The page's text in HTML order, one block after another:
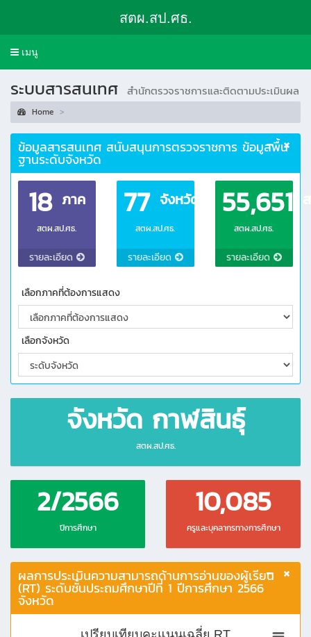
สตผ.สป.ศธ.
Toggle
เมนู
ระบบสารสนเทศ สำนักตรวจราชการและติดตามประเมินผล
Home
ข้อมูลสารสนเทศ สนับสนุนการตรวจราชการ ข้อมูลพื้น
ฐานระดับจังหวัด
18 ภาค
สตผ.สป.ศธ.
รายละเอียด
77 จังหวัด
สตผ.สป.ศธ.
รายละเอียด
55,651
สตผ.สป.ศธ.
รายละเอียด
เลือกภาคที่ต้องการแสดง
เลือกจังหวัด
จังหวัด กาฬสินธุ์
สตผ.สป.ศธ.
2/2566
ปีการศึกษา
10,085
ครูและบุคลากรทางการศึกษา
ผลการประเมินความสามารถด้านการอ่านของผู้เรียน
(RT) ระดับชั้นประถมศึกษาปีที่ 1 ปีการศึกษา 2566
จังหวัด
เปรียบเทียบคะแนนเฉลี่ย RT